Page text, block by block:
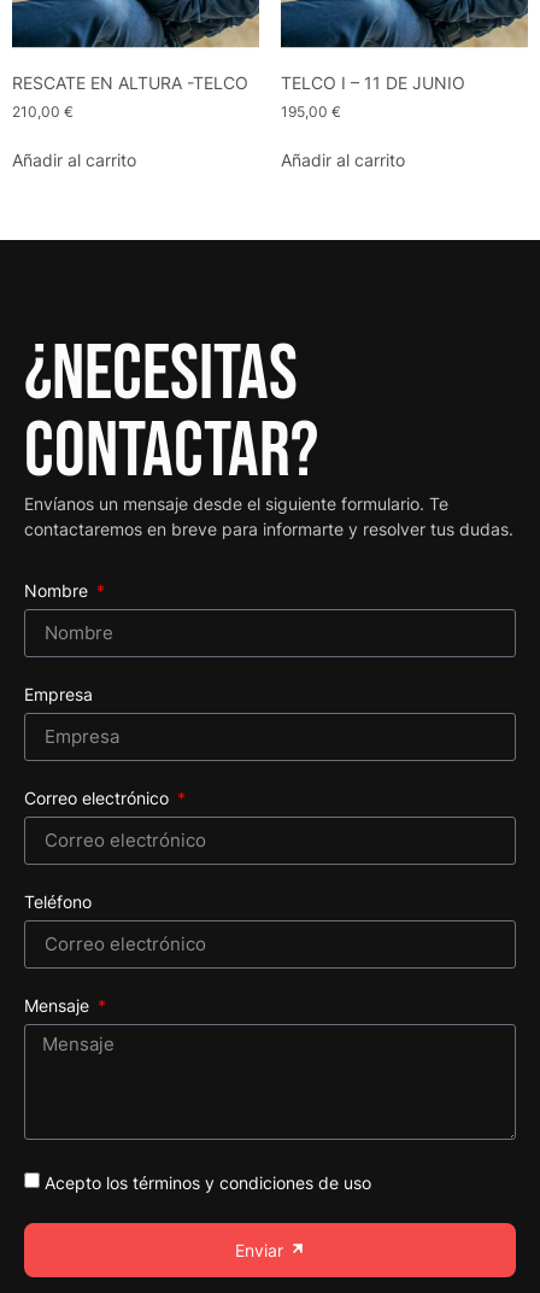
RESCATE EN ALTURA -TELCO
210,00 €
Añadir al carrito
TELCO I – 11 DE JUNIO
195,00 €
Añadir al carrito
¿Necesitas
contactar?
Envíanos un mensaje desde el siguiente formulario. Te
contactaremos en breve para informarte y resolver tus dudas.
Nombre
Empresa
Correo electrónico
Teléfono
Mensaje
Acepto los términos y condiciones de uso
Enviar